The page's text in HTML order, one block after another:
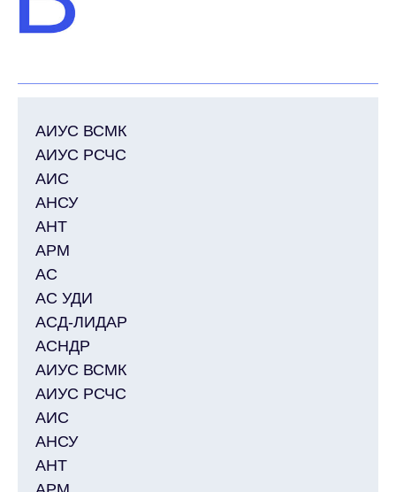
АИУС ВСМК
АИУС РСЧС
АИС
АНСУ
АНТ
АРМ
АС
АС УДИ
АСД-ЛИДАР
АСНДР
АИУС ВСМК
АИУС РСЧС
АИС
АНСУ
АНТ